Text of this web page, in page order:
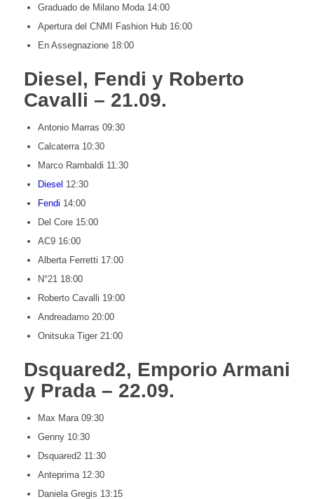
Graduado de Milano Moda 14:00
Apertura del CNMI Fashion Hub 16:00
En Assegnazione 18:00
Diesel, Fendi y Roberto
Cavalli – 21.09.
Antonio Marras 09:30
Calcaterra 10:30
Marco Rambaldi 11:30
Diesel 12:30
Fendi 14:00
Del Core 15:00
AC9 16:00
Alberta Ferretti 17:00
N°21 18:00
Roberto Cavalli 19:00
Andreadamo 20:00
Onitsuka Tiger 21:00
Dsquared2, Emporio Armani
y Prada – 22.09.
Max Mara 09:30
Genny 10:30
Dsquared2 11:30
Anteprima 12:30
Daniela Gregis 13:15